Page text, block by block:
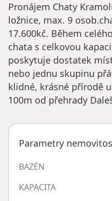
Pronájem Chaty
ložnice, max. 9
17.600kč. Během
chata s celkovou
poskytuje dostatek
nebo jednu skupinu
klidné, krásné přírodě
100m od přehrady
Parametry
BAZÉN
KAPACITA